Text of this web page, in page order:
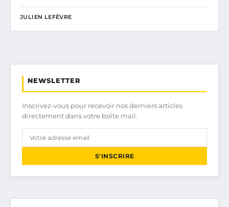
JULIEN LEFÈVRE
NEWSLETTER
Inscrivez-vous pour recevoir nos derniers articles
directement dans votre boîte mail.
S'INSCRIRE